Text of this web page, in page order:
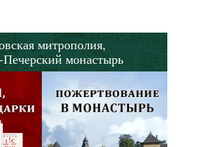
митрополия,
монастырь